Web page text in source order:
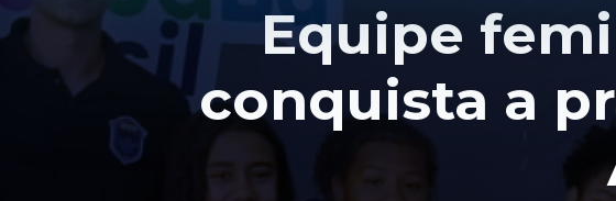
Equipe
conquista a